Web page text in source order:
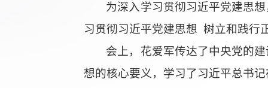
为深入学习贯彻习近平党建思
习贯彻习近平党建思想 树立和践行
会上，花爱军传达了中央党的
想的核心要义，学习了习近平总书